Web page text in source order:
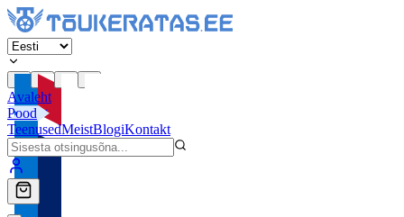
Avaleht
Pood
TeenusedMeistBlogiKontakt